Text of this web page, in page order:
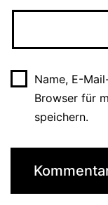
Name, E-
Browser für
speichern.